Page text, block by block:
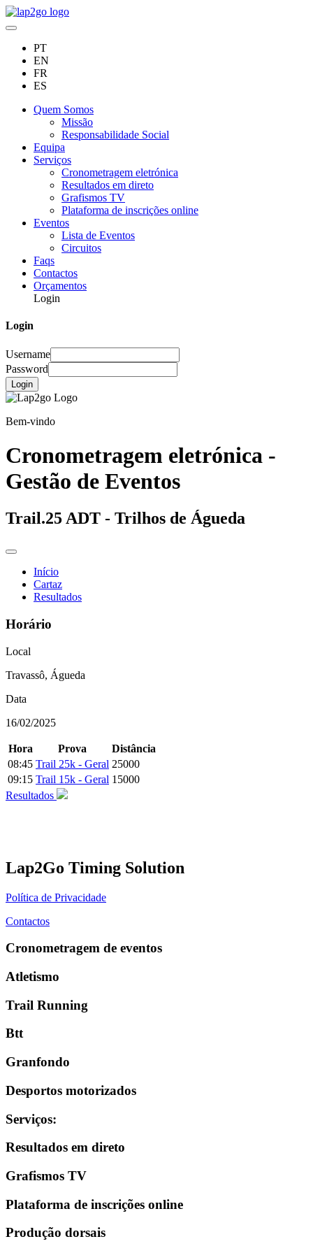
PT
EN
FR
ES
Quem Somos
Missão
Responsabilidade Social
Equipa
Serviços
Cronometragem eletrónica
Resultados em direto
Grafismos TV
Plataforma de inscrições online
Eventos
Lista de Eventos
Circuitos
Faqs
Contactos
Orçamentos
Login
Login
Username
Password
Login
Bem-vindo
Cronometragem eletrónica -
Gestão de Eventos
Trail.25 ADT - Trilhos de Águeda
Início
Cartaz
Resultados
Horário
Local
Travassô, Águeda
Data
16/02/2025
Hora Prova
Distância
08:45 Trail 25k - Geral 25000
09:15 Trail 15k - Geral 15000
Resultados
Lap2Go Timing Solution
Política de Privacidade
Contactos
Cronometragem de eventos
Atletismo
Trail Running
Btt
Granfondo
Desportos motorizados
Serviços:
Resultados em direto
Grafismos TV
Plataforma de inscrições online
Produção dorsais